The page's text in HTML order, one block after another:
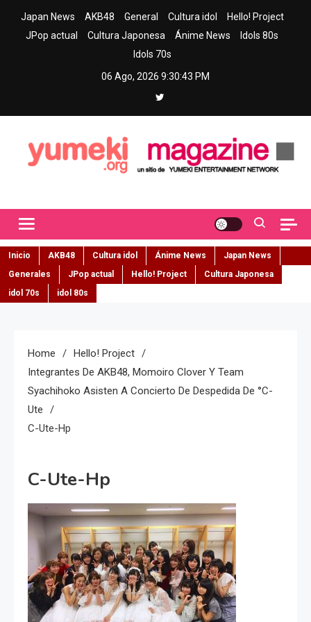
Japan News AKB48 General Cultura idol
Hello! Project
JPop actual
Cultura Japonesa Ánime News
Idols 80s
Idols 70s
06 Ago, 2026 9:30:44 PM
Inicio AKB48 Cultura idol Ánime News
Japan News
Generales
JPop actual Hello! Project
Cultura Japonesa
idol 70s
idol 80s
Home
Hello! Project
Integrantes De AKB48, Momoiro Clover Y Team
Syachihoko Asisten A Concierto De Despedida De °C-
Ute
C-Ute-Hp
C-Ute-Hp